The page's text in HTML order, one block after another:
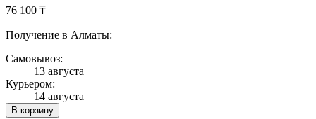
76 100 ₸
Получение в Алматы:
Самовывоз:
13 августа
Курьером:
14 августа
В корзину